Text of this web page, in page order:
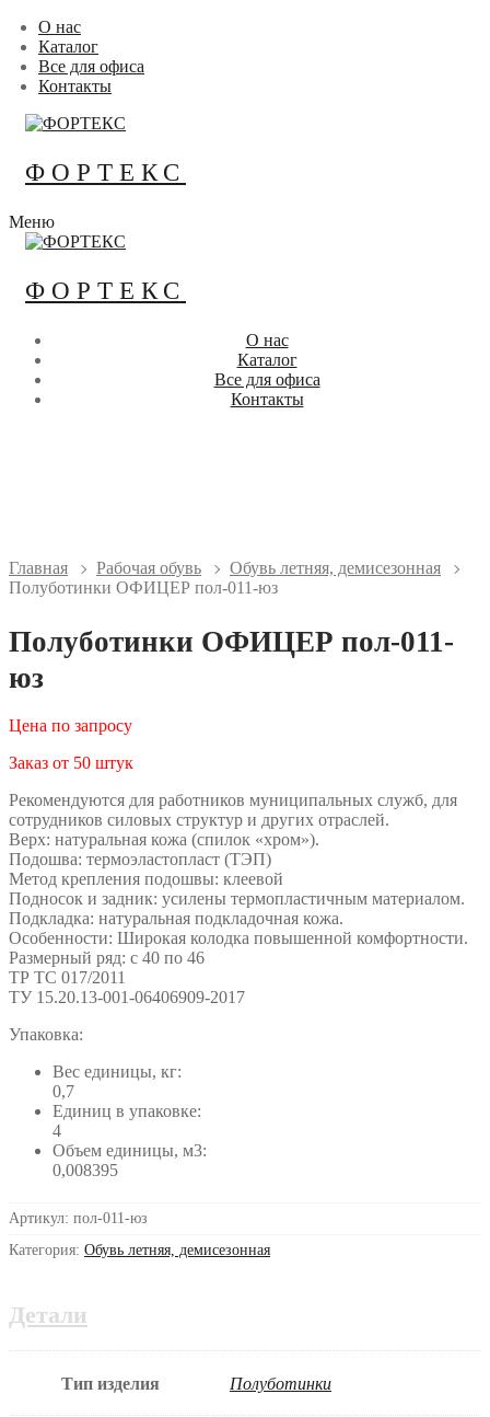
Перейти
содержимому
Меню
Закрыть
О нас
Каталог
Все для офиса
Контакты
ФОРТЕКС
Меню
ФОРТЕКС
О нас
Каталог
Все для офиса
Контакты
Главная Рабочая обувь
Обувь летняя, демисезонная
Полуботинки ОФИЦЕР пол-011-юз
Полуботинки ОФИЦЕР пол-011-
юз
Цена по запросу
Заказ от 50 штук
Рекомендуются для работников муниципальных служб, для
сотрудников силовых структур и других отраслей.
Верх: натуральная кожа (спилок «хром»).
Подошва: термоэластопласт (ТЭП)
Метод крепления подошвы: клеевой
Подносок и задник: усилены термопластичным материалом.
Подкладка: натуральная подкладочная кожа.
Особенности: Широкая колодка повышенной комфортности.
Размерный ряд: с 40 по 46
ТР ТС 017/2011
ТУ 15.20.13-001-06406909-2017
Упаковка:
Вес единицы, кг:
0,7
Единиц в упаковке:
4
Объем единицы, м3:
0,008395
Артикул: пол-011-юз
Категория: Обувь летняя, демисезонная
Детали
Тип изделия Полуботинки